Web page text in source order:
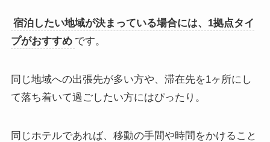
宿泊したい地域が決まっている場合には、1拠点タイ
プがおすすめ です。
同じ地域への出張先が多い方や、滞在先を1ヶ所にし
て落ち着いて過ごしたい方にはぴったり。
同じホテルであれば、移動の手間や時間をかけること